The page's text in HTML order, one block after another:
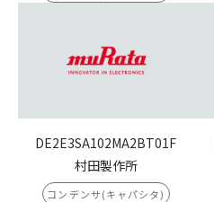
DE2E3SA102MA2BT01F
村田製作所
コンデンサ(キャパシタ)